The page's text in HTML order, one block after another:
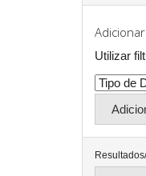
Utilizar